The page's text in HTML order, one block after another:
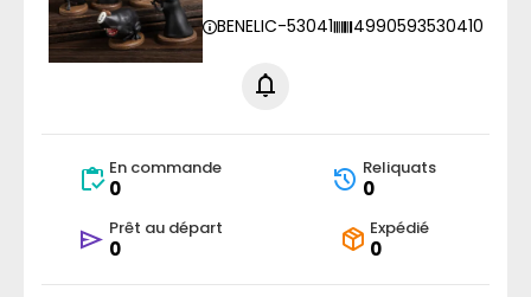
BENELIC-53041
4990593530410
En commande
0
Reliquats
0
Prêt au départ
0
Expédié
0